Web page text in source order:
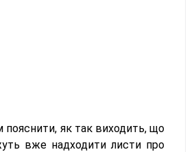
пояснити, як так виходить, що
вже надходити листи про